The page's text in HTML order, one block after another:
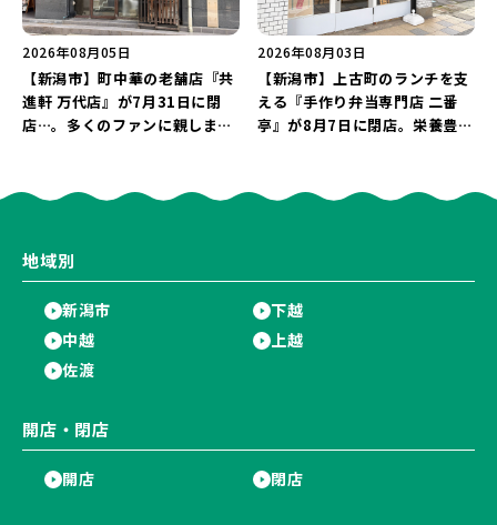
2026年08月05日
【新潟市】町中華の老舗店『共
進軒 万代店』が7月31日に閉
店…。多くのファンに親しまれ
2026年08月03日
【新潟市】上古町のランチを支
える『手作り弁当専門店 二番
亭』が8月7日に閉店。栄養豊富
地域別
新潟市
下越
中越
上越
佐渡
開店・閉店
開店 閉店